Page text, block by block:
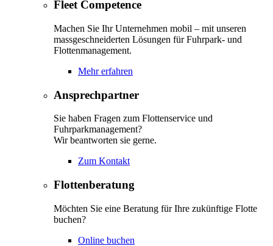
Fleet Competence
Machen Sie Ihr Unternehmen mobil – mit unseren
massgeschneiderten Lösungen für Fuhrpark- und
Flottenmanagement.
Mehr erfahren
Ansprechpartner
Sie haben Fragen zum Flottenservice und
Fuhrparkmanagement?
Wir beantworten sie gerne.
Zum Kontakt
Flottenberatung
Möchten Sie eine Beratung für Ihre zukünftige Flotte
buchen?
Online buchen